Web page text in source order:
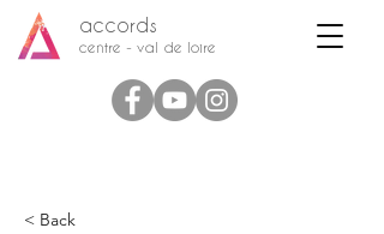
accords
centre - val de loire
< Back